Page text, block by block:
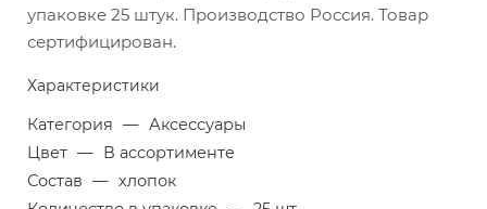
упаковке 25 штук. Производство Россия. Товар
сертифицирован.
Характеристики
Категория — Аксессуары
Цвет — В ассортименте
Состав — хлопок